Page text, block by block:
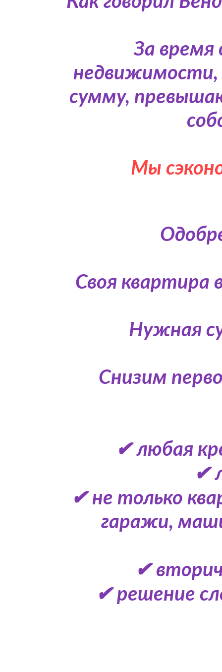
За время
сумму,
Мы
Своя квартира
Нужная
Снизим
✔ любая
✔
✔ не только
гаражи,
✔
✔ решение